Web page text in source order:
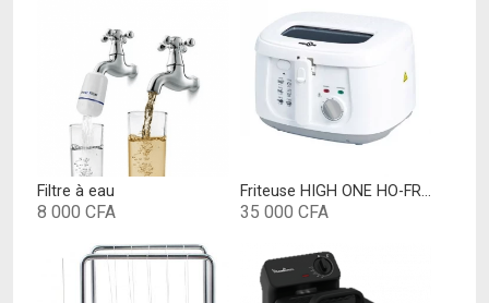
Filtre à eau
8 000 CFA
Friteuse HIGH ONE HO-FR2.5
35 000 CFA